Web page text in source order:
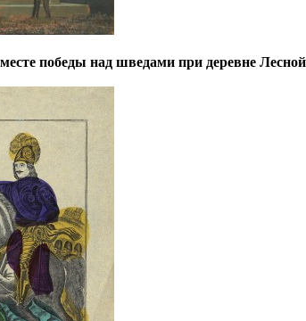
победы над шведами при деревне Лесной